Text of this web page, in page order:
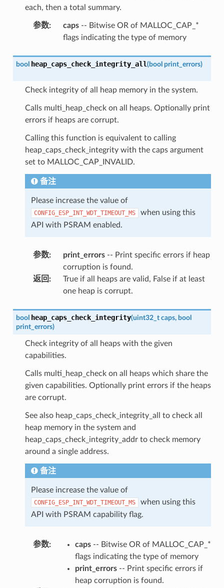
each, then a total summary.
参数: caps-- Bitwise OR of MALLOC_CAP_*
flags indicating the type of memory
bool heap_caps_check_integrity_all(bool print_errors)
Check integrity of all heap memory in the system.
Calls multi_heap_check on all heaps. Optionally print
errors if heaps are corrupt.
Calling this function is equivalent to calling
heap_caps_check_integrity with the caps argument
set to MALLOC_CAP_INVALID.
备注
Please increase the value of
CONFIG_ESP_INT_WDT_TIMEOUT_MS
when using this
API with PSRAM enabled.
参数: print_errors-- Print specific errors if heap
corruption is found.
返回 :
True if all heaps are valid, False if at least
one heap is corrupt.
bool heap_caps_check_integrity(uint32_t caps, bool
print_errors)
Check integrity of all heaps with the given
capabilities.
Calls multi_heap_check on all heaps which share the
given capabilities. Optionally print errors if the heaps
are corrupt.
See also heap_caps_check_integrity_all to check all
heap memory in the system and
heap_caps_check_integrity_addr to check memory
around a single address.
备注
Please increase the value of
CONFIG_ESP_INT_WDT_TIMEOUT_MS
when using this
API with PSRAM capability flag.
参数: caps-- Bitwise OR of MALLOC_CAP_*
flags indicating the type of memory
print_errors-- Print specific errors if
heap corruption is found.